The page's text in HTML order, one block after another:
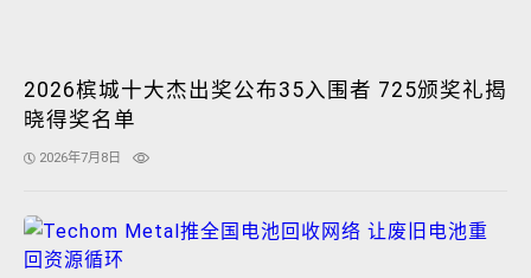
2026槟城十大杰出奖公布35入围者 725颁奖礼揭
晓得奖名单
2026年7月8日